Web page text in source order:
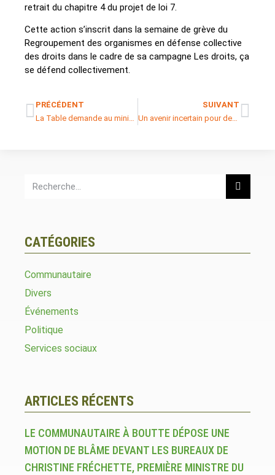
retrait du chapitre 4 du projet de loi 7.
Cette action s’inscrit dans la semaine de grève du
Regroupement des organismes en défense collective
des droits dans le cadre de sa campagne Les droits, ça
se défend collectivement.
PRÉCÉDENT
SUIVANT
Un avenir incertain pour des organismes qui défendent nos droits
CATÉGORIES
Communautaire
Divers
Événements
Politique
Services sociaux
ARTICLES RÉCENTS
LE COMMUNAUTAIRE À BOUTTE DÉPOSE UNE
MOTION DE BLÂME DEVANT LES BUREAUX DE
CHRISTINE FRÉCHETTE, PREMIÈRE MINISTRE DU